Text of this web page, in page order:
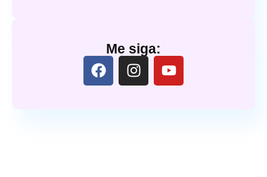
Me siga: